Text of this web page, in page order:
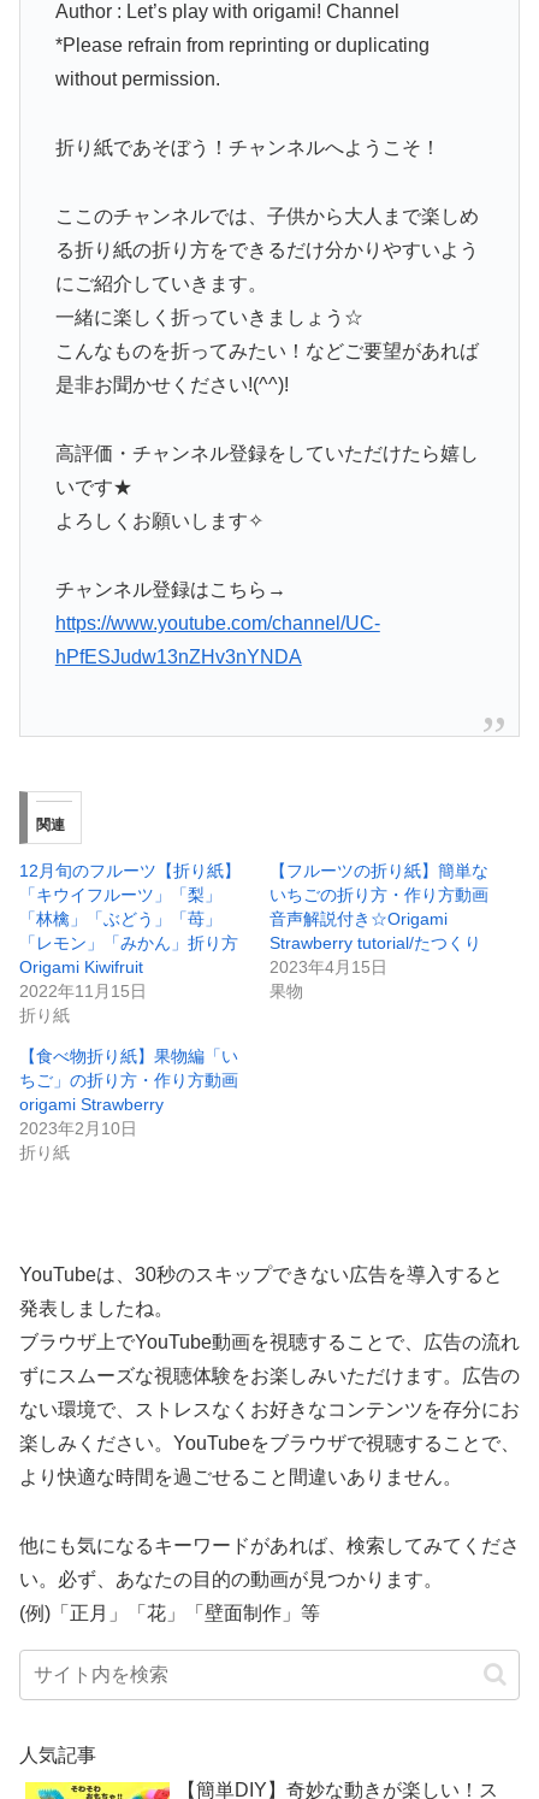
Author : Let’s play with origami! Channel
*Please refrain from reprinting or duplicating
without permission.
折り紙であそぼう！チャンネルへようこそ！
ここのチャンネルでは、子供から大人まで楽しめ
る折り紙の折り方をできるだけ分かりやすいよう
にご紹介していきます。
一緒に楽しく折っていきましょう☆
こんなものを折ってみたい！などご要望があれば
是非お聞かせください!(^^)!
高評価・チャンネル登録をしていただけたら嬉し
いです★
よろしくお願いします✧
チャンネル登録はこちら→
https://www.youtube.com/channel/UC-
hPfESJudw13nZHv3nYNDA
関連
12月旬のフルーツ【折り紙】
「キウイフルーツ」「梨」
「林檎」「ぶどう」「苺」
「レモン」「みかん」折り方
Origami Kiwifruit
2022年11月15日
折り紙
【フルーツの折り紙】簡単な
いちごの折り方・作り方動画
音声解説付き☆Origami
Strawberry tutorial/たつくり
2023年4月15日
果物
【食べ物折り紙】果物編「い
ちご」の折り方・作り方動画
origami Strawberry
2023年2月10日
折り紙
YouTubeは、30秒のスキップできない広告を導入すると
発表しましたね。
ブラウザ上でYouTube動画を視聴することで、広告の流れ
ずにスムーズな視聴体験をお楽しみいただけます。広告の
ない環境で、ストレスなくお好きなコンテンツを存分にお
楽しみください。YouTubeをブラウザで視聴することで、
より快適な時間を過ごせること間違いありません。
他にも気になるキーワードがあれば、検索してみてくださ
い。必ず、あなたの目的の動画が見つかります。
(例)「正月」「花」「壁面制作」等
人気記事
【簡単DIY】奇妙な動きが楽しい！ス